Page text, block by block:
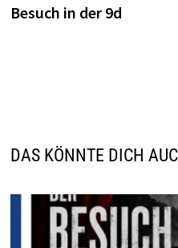
Besuch in der 9d
DAS KÖNNTE DICH